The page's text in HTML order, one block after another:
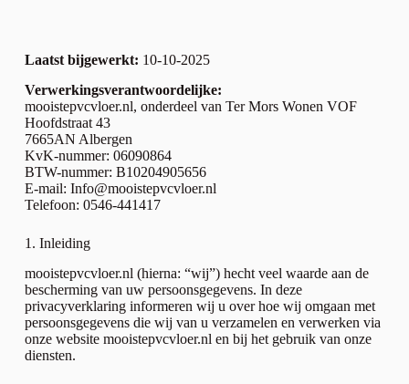
Laatst bijgewerkt: 10-10-2025
Verwerkingsverantwoordelijke:
mooistepvcvloer.nl, onderdeel van Ter Mors Wonen VOF
Hoofdstraat 43
7665AN Albergen
KvK-nummer: 06090864
BTW-nummer: B10204905656
E-mail: Info@mooistepvcvloer.nl
Telefoon: 0546-441417
1. Inleiding
mooistepvcvloer.nl (hierna: “wij”) hecht veel waarde aan de
bescherming van uw persoonsgegevens. In deze
privacyverklaring informeren wij u over hoe wij omgaan met
persoonsgegevens die wij van u verzamelen en verwerken via
onze website mooistepvcvloer.nl en bij het gebruik van onze
diensten.